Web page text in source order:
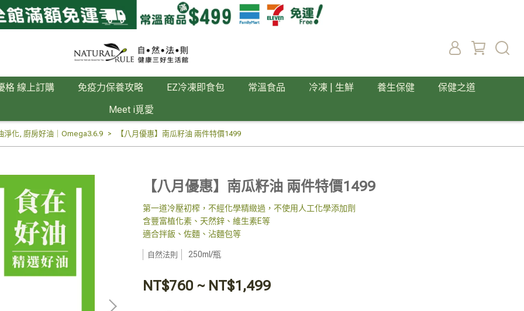
格 線上訂購 免疫力保養攻略 EZ冷凍即食包 常溫食品 冷凍 | 生鮮 養生保健
保健之道
Meet i覓愛
淨化, 廚房好油｜Omega3.6.9 【八月優惠】南瓜籽油 兩件特價1499
【八月優惠】南瓜籽油 兩件特價1499
第一道冷壓初榨，不經化學精緻過，不使用人工化學添加劑
含豐富植化素、天然鋅、維生素E等
適合拌飯、佐麵、沾麵包等
自然法則 250ml/瓶
NT$760 ~ NT$1,499